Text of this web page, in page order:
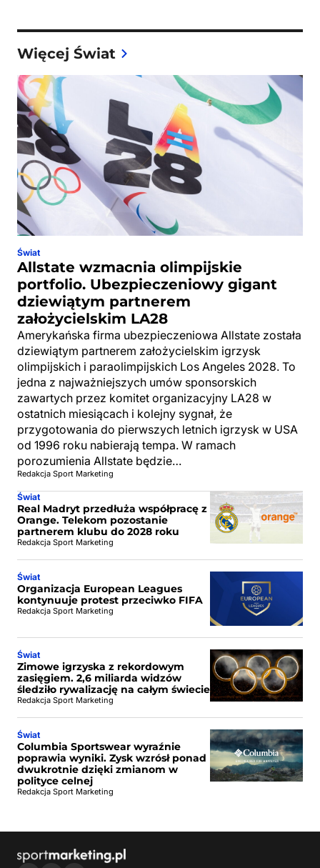
Więcej Świat
Świat
Allstate wzmacnia olimpijskie
portfolio. Ubezpieczeniowy gigant
dziewiątym partnerem
założycielskim LA28
Amerykańska firma ubezpieczeniowa Allstate została
dziewiątym partnerem założycielskim igrzysk
olimpijskich i paraolimpijskich Los Angeles 2028. To
jedna z najważniejszych umów sponsorskich
zawartych przez komitet organizacyjny LA28 w
ostatnich miesiącach i kolejny sygnał, że
przygotowania do pierwszych letnich igrzysk w USA
od 1996 roku nabierają tempa. W ramach
porozumienia Allstate będzie…
Redakcja Sport Marketing
Świat
Real Madryt przedłuża współpracę z
Orange. Telekom pozostanie
partnerem klubu do 2028 roku
Redakcja Sport Marketing
Świat
Organizacja European Leagues
kontynuuje protest przeciwko FIFA
Redakcja Sport Marketing
Świat
Zimowe igrzyska z rekordowym
zasięgiem. 2,6 miliarda widzów
śledziło rywalizację na całym świecie
Redakcja Sport Marketing
Świat
Columbia Sportswear wyraźnie
poprawia wyniki. Zysk wzrósł ponad
dwukrotnie dzięki zmianom w
polityce celnej
Redakcja Sport Marketing